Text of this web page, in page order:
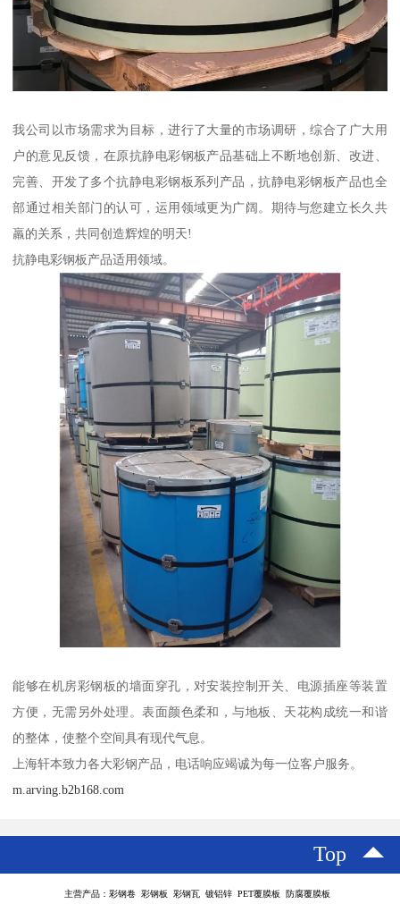
我公司以市场需求为目标，进行了大量的市场调研，综合了广大用
户的意见反馈，在原抗静电彩钢板产品基础上不断地创新、改进、
完善、开发了多个抗静电彩钢板系列产品，抗静电彩钢板产品也全
部通过相关部门的认可，运用领域更为广阔。期待与您建立长久共
羸的关系，共同创造辉煌的明天!
抗静电彩钢板产品适用领域。
能够在机房彩钢板的墙面穿孔，对安装控制开关、电源插座等装置
方便，无需另外处理。表面颜色柔和，与地板、天花构成统一和谐
的整体，使整个空间具有现代气息。
上海轩本致力各大彩钢产品，电话响应竭诚为每一位客户服务。
m.arving.b2b168.com
Top
主营产品：彩钢卷 彩钢板 彩钢瓦 镀铝锌 PET覆膜板 防腐覆膜板